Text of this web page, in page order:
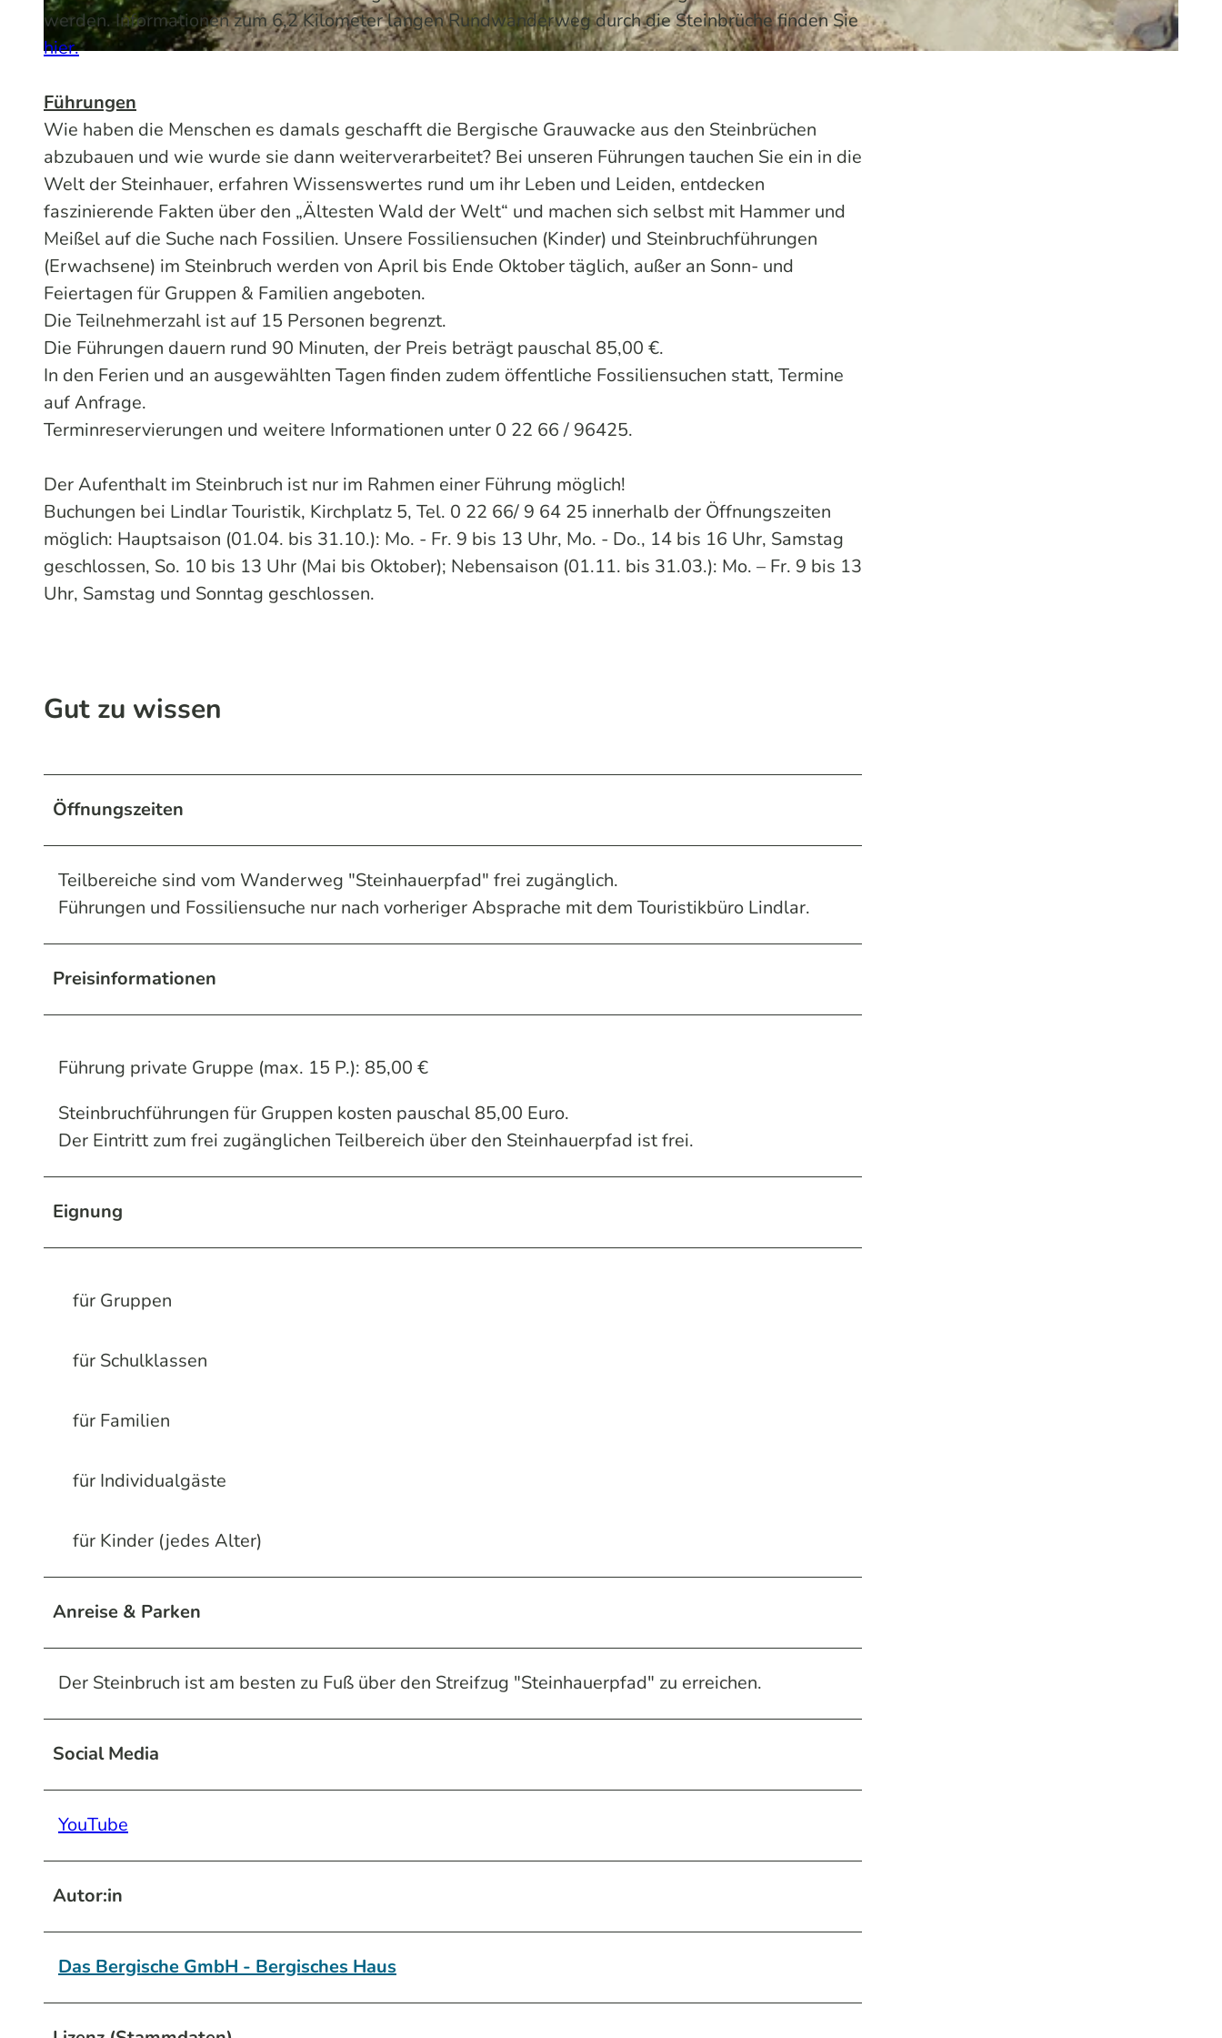
© Lindlar Touristik | KI-optimiert |
werden. Informationen zum 6,2 Kilometer langen Rundwanderweg durch die Steinbrüche finden Sie
hier.
Führungen
Wie haben die Menschen es damals geschafft die Bergische Grauwacke aus den Steinbrüchen
abzubauen und wie wurde sie dann weiterverarbeitet? Bei unseren Führungen tauchen Sie ein in die
Welt der Steinhauer, erfahren Wissenswertes rund um ihr Leben und Leiden, entdecken
faszinierende Fakten über den „Ältesten Wald der Welt“ und machen sich selbst mit Hammer und
Meißel auf die Suche nach Fossilien. Unsere Fossiliensuchen (Kinder) und Steinbruchführungen
(Erwachsene) im Steinbruch werden von April bis Ende Oktober täglich, außer an Sonn- und
Feiertagen für Gruppen & Familien angeboten.
Die Teilnehmerzahl ist auf 15 Personen begrenzt.
Die Führungen dauern rund 90 Minuten, der Preis beträgt pauschal 85,00 €.
In den Ferien und an ausgewählten Tagen finden zudem öffentliche Fossiliensuchen statt, Termine
auf Anfrage.
Terminreservierungen und weitere Informationen unter 0 22 66 / 96425.
Der Aufenthalt im Steinbruch ist nur im Rahmen einer Führung möglich!
Buchungen bei Lindlar Touristik, Kirchplatz 5, Tel. 0 22 66/ 9 64 25 innerhalb der Öffnungszeiten
möglich: Hauptsaison (01.04. bis 31.10.): Mo. - Fr. 9 bis 13 Uhr, Mo. - Do., 14 bis 16 Uhr, Samstag
geschlossen, So. 10 bis 13 Uhr (Mai bis Oktober); Nebensaison (01.11. bis 31.03.): Mo. – Fr. 9 bis 13
Uhr, Samstag und Sonntag geschlossen.
Gut zu wissen
Öffnungszeiten
Teilbereiche sind vom Wanderweg "Steinhauerpfad" frei zugänglich.
Führungen und Fossiliensuche nur nach vorheriger Absprache mit dem Touristikbüro Lindlar.
Preisinformationen
Führung private Gruppe (max. 15 P.): 85,00 €
Steinbruchführungen für Gruppen kosten pauschal 85,00 Euro.
Der Eintritt zum frei zugänglichen Teilbereich über den Steinhauerpfad ist frei.
Eignung
für Gruppen
für Schulklassen
für Familien
für Individualgäste
für Kinder (jedes Alter)
Anreise & Parken
Der Steinbruch ist am besten zu Fuß über den Streifzug "Steinhauerpfad" zu erreichen.
Social Media
YouTube
Autor:in
Das Bergische GmbH - Bergisches Haus